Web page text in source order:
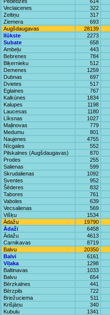
Veclaicenes
322
Zeltiņu
317
Ziemera
693
Augšdaugavas
28139
Ilūkste
2273
Subate
658
Ambeļu
443
Bebrenes
784
Biķernieku
512
Demenes
1259
Dubnas
697
Dvietes
517
Eglaines
767
Kalkūnes
1834
Kalupes
1198
Laucesas
1180
Līksnas
1027
Maļinovas
779
Medumu
801
Naujenes
4755
Nīcgales
552
Pilskalnes (Augšdaugavas)
870
Prodes
255
Salienas
599
Skrudalienas
1092
Sventes
952
Šēderes
832
Tabores
761
Vaboles
639
Vecsalienas
569
Višķu
1534
Ādažu
19790
Ādaži
6458
Ādažu
4613
Carnikavas
8719
Balvu
20350
Balvi
6161
Viļaka
1298
Baltinavas
1033
Balvu
654
Bērzkalnes
441
Bērzpils
722
Briežuciema
511
Krišjāņu
340
Kubulu
1341